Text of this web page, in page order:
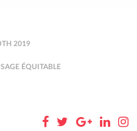
2019
ÉQUITABLE